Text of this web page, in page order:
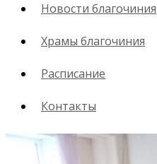
Новости благочиния
Храмы благочиния
Расписание
Контакты
Посещение
«Реальная